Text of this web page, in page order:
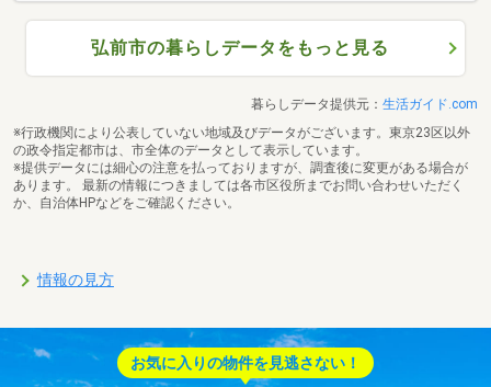
弘前市の暮らしデータをもっと見る
暮らしデータ提供元： 生活ガイド.com
※行政機関により公表していない地域及びデータがございます。東京23区以外
の政令指定都市は、市全体のデータとして表示しています。
※提供データには細心の注意を払っておりますが、調査後に変更がある場合が
あります。 最新の情報につきましては各市区役所までお問い合わせいただく
か、自治体HPなどをご確認ください。
情報の見方
お気に入りの物件を見逃さない！